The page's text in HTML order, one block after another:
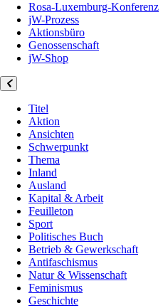
Rosa-Luxemburg-Konferenz
jW-Prozess
Aktionsbüro
Genossenschaft
jW-Shop
Titel
Aktion
Ansichten
Schwerpunkt
Thema
Inland
Ausland
Kapital & Arbeit
Feuilleton
Sport
Politisches Buch
Betrieb & Gewerkschaft
Antifaschismus
Natur & Wissenschaft
Feminismus
Geschichte